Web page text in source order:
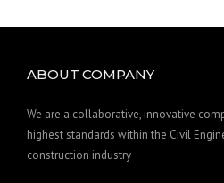
ABOUT COMPANY
We are a collaborative, innovative
highest standards within the Civil
construction industry